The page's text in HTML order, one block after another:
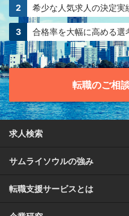
希少な人気求人の決定実
合格率を大幅に高める選
転職のご相
求人検索
サムライソウルの強み
転職支援サービスとは